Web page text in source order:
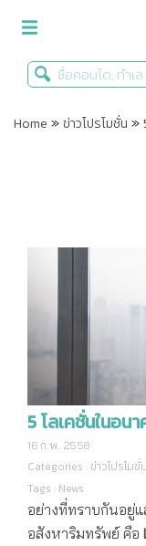
รีวิวคอนโด
ข่าวโปรโมชั่น
Home »ข่าวโปรโมชั่น »
5 โลเคชั่นในอ
16 ก.พ. 2558
Categories : ข่าวโปรโมชั่น
Tags : News
อย่างที่ทราบกันอยู่แ
อสังหาริมทรัพย์ คือ